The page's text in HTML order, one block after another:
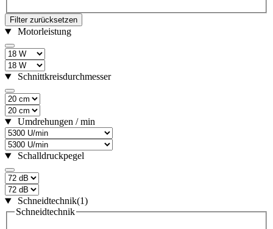
Filter zurücksetzen
Motorleistung
Schnittkreisdurchmesser
Umdrehungen / min
Schalldruckpegel
Schneidtechnik(1)
Schneidtechnik